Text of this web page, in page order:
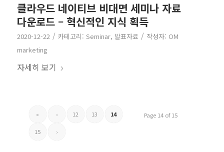
클라우드 네이티브 비대면 세미나 자료
다운로드 – 혁신적인 지식 획득
2020-12-22 / 카테고리: Seminar, 발표자료 / 작성자: OM
marketing
자세히 보기
Page 14 of 15
« ‹ 12 13 14
15 ›